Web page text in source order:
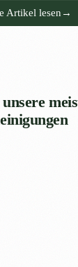
Artikel lesen →